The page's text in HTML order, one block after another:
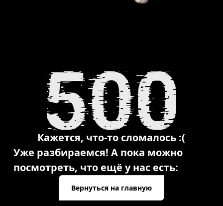
Кажется, что-то сломалось :(
Уже разбираемся! А пока можно
посмотреть, что ещё у нас есть:
Вернуться на главную